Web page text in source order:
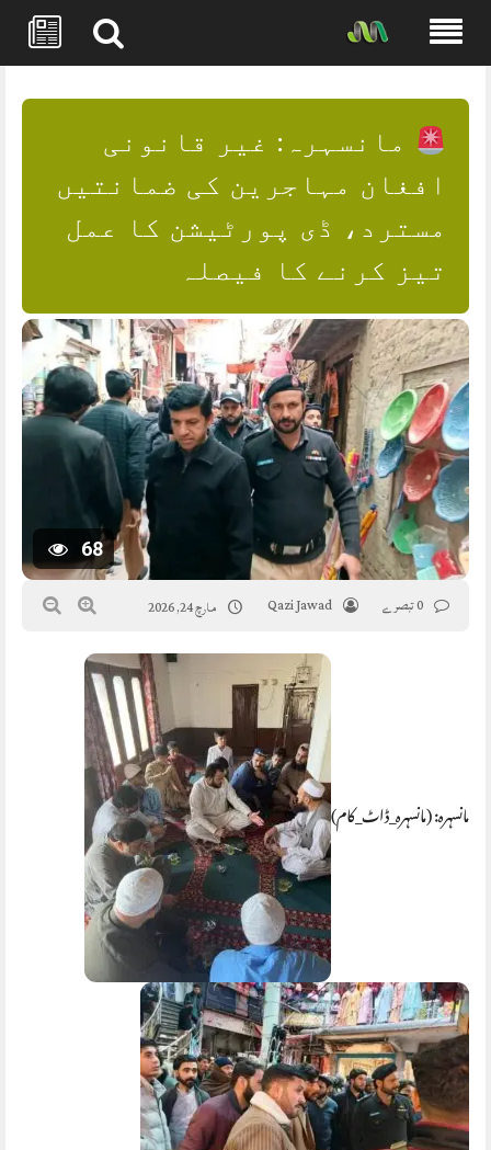
content
مانسہرہ: غیر قانونی
افغان مہاجرین کی ضمانتیں
مسترد، ڈی پورٹیشن کا عمل
تیز کرنے کا فیصلہ
68
Qazi Jawad مارچ 24, 2026
مانسہرہ: (مانسہرہ_ڈاٹ_کام)